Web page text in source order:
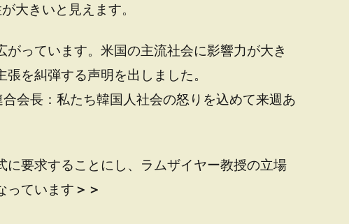
大きいと見えます。
っています。米国の主流社会に影響力が大き
を糾弾する声明を出しました。
会長：私たち韓国人社会の怒りを込めて来週あ
要求することにし、ラムザイヤー教授の立場
っています ＞＞